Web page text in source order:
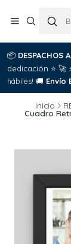
📦 DESPACHOS
dedicación ⭐ 🚀
hábiles! 🚚 Envío
Inicio
Cuadro